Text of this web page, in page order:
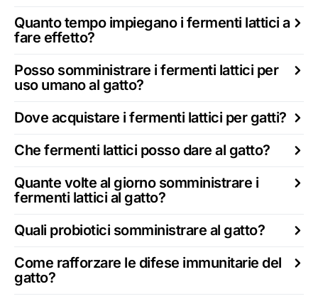
Quanto tempo impiegano i fermenti lattici a
fare effetto?
Posso somministrare i fermenti lattici per
uso umano al gatto?
Dove acquistare i fermenti lattici per gatti?
Che fermenti lattici posso dare al gatto?
Quante volte al giorno somministrare i
fermenti lattici al gatto?
Quali probiotici somministrare al gatto?
Come rafforzare le difese immunitarie del
gatto?